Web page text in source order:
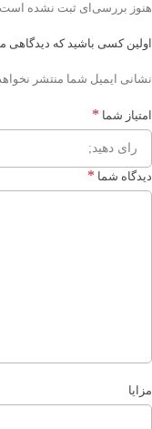
هنوز بررسی‌ای ثبت نشده
اولین کسی باشید که
نشانی ایمیل شما منتشر
امتیاز شما *
دیدگاه شما *
مزایا